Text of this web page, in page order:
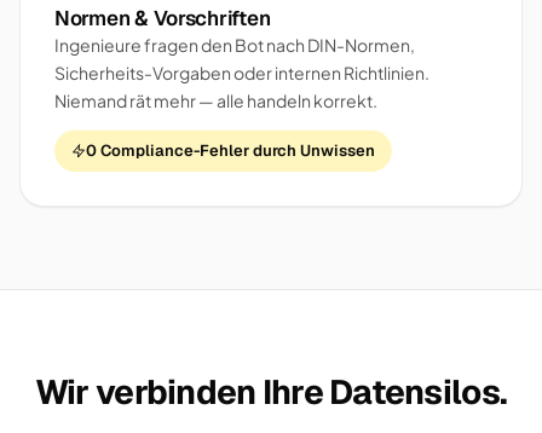
Normen & Vorschriften
Ingenieure fragen den Bot nach DIN-Normen,
Sicherheits-Vorgaben oder internen Richtlinien.
Niemand rät mehr — alle handeln korrekt.
0 Compliance-Fehler durch Unwissen
Wir verbinden Ihre Datensilos.